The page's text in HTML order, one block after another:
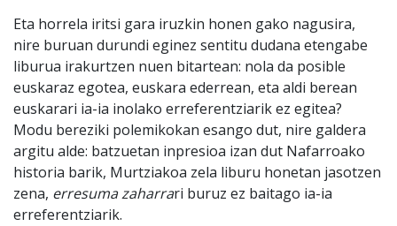
Eta horrela iritsi gara iruzkin honen gako nagusira,
nire buruan durundi eginez sentitu dudana etengabe
liburua irakurtzen nuen bitartean: nola da posible
euskaraz egotea, euskara ederrean, eta aldi berean
euskarari ia-ia inolako erreferentziarik ez egitea?
Modu bereziki polemikokan esango dut, nire galdera
argitu alde: batzuetan inpresioa izan dut Nafarroako
historia barik, Murtziakoa zela liburu honetan jasotzen
zena, erresuma zaharrari buruz ez baitago ia-ia
erreferentziarik.